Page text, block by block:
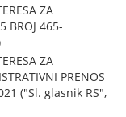
ZA
BROJ 465-
ZA
PRENOS
("Sl. glasnik RS",